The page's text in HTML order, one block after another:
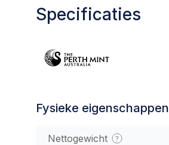
Specificaties
Fysieke eigenschappen
Nettogewicht